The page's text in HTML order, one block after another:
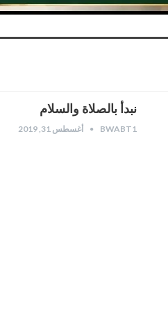
نبدأ بالصلاة والسلام
BWABT1 أغسطس 31, 2019